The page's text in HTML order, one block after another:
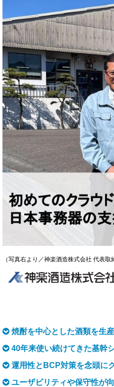
（写真右より／神楽酒造株式会社 代表
焼酎を中心とした酒類を生
40年来使い続けてきた基幹
運用性とBCP対策を念頭に
ユーザビリティや保守性が